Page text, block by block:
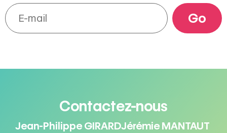
Contactez-nous
Jean-Philippe GIRARDJérémie MANTAUT